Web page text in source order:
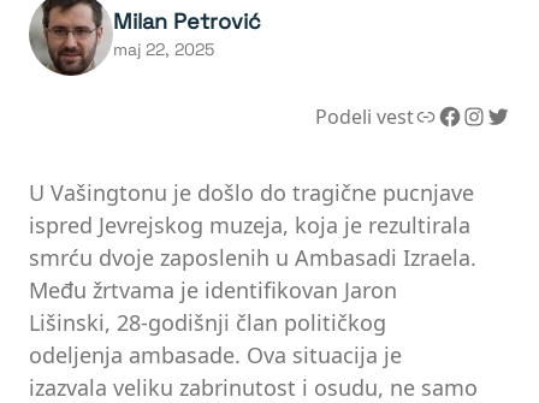
Milan Petrović
maj 22, 2025
Podeli vestLink Facebook InstagramTwitter
U Vašingtonu je došlo do tragične pucnjave
ispred Jevrejskog muzeja, koja je rezultirala
smrću dvoje zaposlenih u Ambasadi Izraela.
Među žrtvama je identifikovan Jaron
Lišinski, 28-godišnji član političkog
odeljenja ambasade. Ova situacija je
izazvala veliku zabrinutost i osudu, ne samo